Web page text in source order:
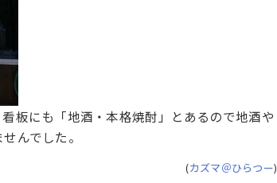
板にも「地酒・本格焼酎」とあるので地酒や
んでした。
(カズマ＠ひらつー)